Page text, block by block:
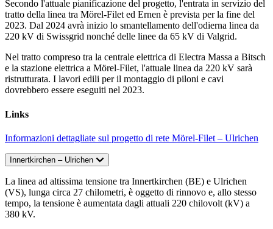
Secondo l'attuale pianificazione del progetto, l'entrata in servizio del
tratto della linea tra Mörel-Filet ed Ernen è prevista per la fine del
2023. Dal 2024 avrà inizio lo smantellamento dell'odierna linea da
220 kV di Swissgrid nonché delle linee da 65 kV di Valgrid.
Nel tratto compreso tra la centrale elettrica di Electra Massa a Bitsch
e la stazione elettrica a Mörel-Filet, l'attuale linea da 220 kV sarà
ristrutturata. I lavori edili per il montaggio di piloni e cavi
dovrebbero essere eseguiti nel 2023.
Links
Informazioni dettagliate sul progetto di rete Mörel-Filet – Ulrichen
Innertkirchen – Ulrichen
La linea ad altissima tensione tra Innertkirchen (BE) e Ulrichen
(VS), lunga circa 27 chilometri, è oggetto di rinnovo e, allo stesso
tempo, la tensione è aumentata dagli attuali 220 chilovolt (kV) a
380 kV.